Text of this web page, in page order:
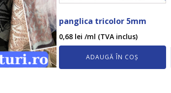
panglica tricolor 5mm
0,68 lei /ml (TVA inclus)
ADAUGĂ ÎN COȘ